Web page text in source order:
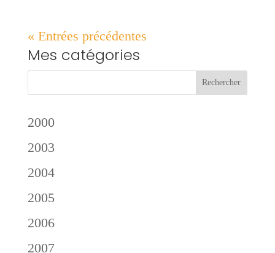
« Entrées précédentes
Mes catégories
2000
2003
2004
2005
2006
2007